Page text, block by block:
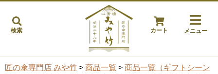
検索 カート メニュー
匠の傘専門店 みや竹 > 商品一覧 > 商品一覧（ギフトシーン